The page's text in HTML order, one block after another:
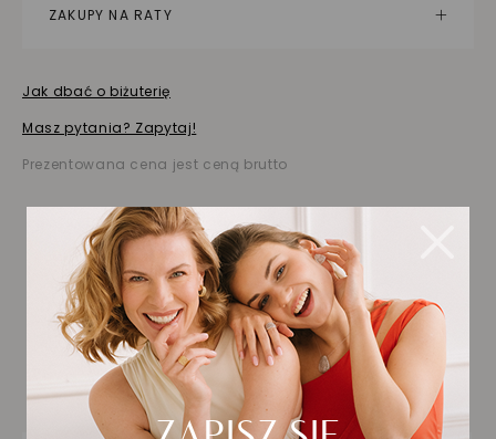
ZAKUPY NA RATY
Jak dbać o biżuterię
Masz pytania? Zapytaj!
Prezentowana cena jest ceną brutto
Biżuteria wybrana dla
Ciebie